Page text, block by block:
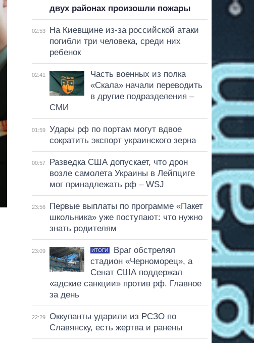
двух районах произошли пожары
02:53
На Киевщине из-за российской атаки
погибли три человека, среди них
ребенок
02:41
Часть военных из полка
«Скала» начали переводить
в другие подразделения –
СМИ
01:59
Удары рф по портам могут вдвое
сократить экспорт украинского зерна
00:57
Разведка США допускает, что дрон
возле самолета Украины в Лейпциге
мог принадлежать рф – WSJ
23:56
Первые выплаты по программе «Пакет
школьника» уже поступают: что нужно
знать родителям
23:09 ИТОГИ
Враг обстрелял
стадион «Черноморец», а
Сенат США поддержал
«адские санкции» против рф. Главное
за день
22:29
Оккупанты ударили из РСЗО по
Славянску, есть жертва и ранены